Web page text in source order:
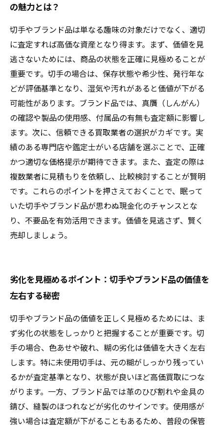
眠ったままじゃもったいない！切手やブランド
品を賢く資産活用する術
今すぐチェック！高額査定を狙うための注意点
と準備方法
あなたの切手やブランド品が宝に変わる！価値
を見逃さない買取術まとめ
の魅力とは？
切手やブランド品は単なる趣味の対象だけでなく、適切
に査定すれば高価な資産となり得ます。まず、価値を見
逃さないためには、商品の状態を正確に見極めることが
重要です。切手の場合は、保存状態や希少性、発行年な
どが評価基準となり、湿気や汚れがあると価値が下がる
可能性があります。ブランド品では、真贋（しんがん）
の確認や製品の使用感、付属品の有無も査定額に影響し
ます。次に、信頼できる買取業者の選択がカギです。実
績のある専門店や鑑定士がいる店舗を選ぶことで、正確
かつ適切な価格提示が期待できます。また、査定の際は
複数業者に見積もりを依頼し、比較検討することが賢明
です。これらのポイントを押さえておくことで、眠って
いた切手やブランド品が思わぬ現金化のチャンスとな
り、不要品を有効活用できます。価値を見逃さず、賢く
売却しましょう。
劣化を見極めるポイント：切手やブランド品の価値を
左右する秘密
切手やブランド品の価値を正しく見極めるためには、ま
ず劣化の状態をしっかりと把握することが重要です。切
手の場合、色あせや破れ、糊の劣化は価値を大きく左右
します。特に未使用切手は、元の糊がしっかり残ってい
るかが査定基準となり、状態が良いほど高価買取につな
がります。一方、ブランド品では革のひび割れや金具の
錆び、縫製のほつれなどが劣化のサインです。使用感が
強い場合は査定額が下がることもあるため、普段の保管